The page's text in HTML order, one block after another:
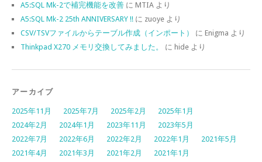
A5:SQL Mk-2で補完機能を改善 に MTIA より
A5:SQL Mk-2 25th ANNIVERSARY !! に zuoye より
CSV/TSVファイルからテーブル作成（インポート）
に Enigma より
Thinkpad X270 メモリ交換してみました。
に hide より
アーカイブ
2025年11月 2025年7月 2025年2月
2025年1月
2024年2月
2024年1月 2023年11月
2023年5月
2022年7月
2022年6月 2022年2月 2022年1月
2021年5月
2021年4月
2021年3月 2021年2月
2021年1月